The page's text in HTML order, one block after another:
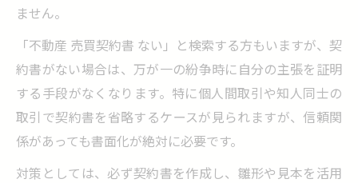
ません。
「不動産 売買契約書 ない」と検索する方もいますが、契
約書がない場合は、万が一の紛争時に自分の主張を証明
する手段がなくなります。特に個人間取引や知人同士の
取引で契約書を省略するケースが見られますが、信頼関
係があっても書面化が絶対に必要です。
対策としては、必ず契約書を作成し、雛形や見本を活用